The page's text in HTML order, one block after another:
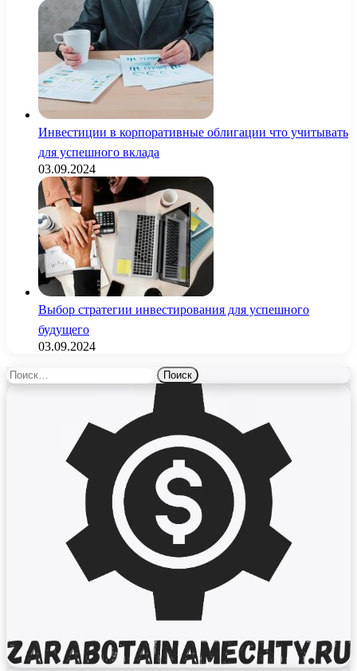
Инвестиции в корпоративные облигации что учитывать
для успешного вклада
03.09.2024
Выбор стратегии инвестирования для успешного
будущего
03.09.2024
Найти: